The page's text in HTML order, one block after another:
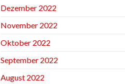
Dezember 2022
November 2022
Oktober 2022
September 2022
August 2022